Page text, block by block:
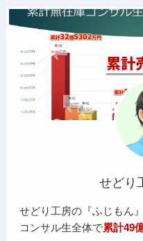
せどり
せどり工房の『ふじもん』
コンサル生全体で累計49